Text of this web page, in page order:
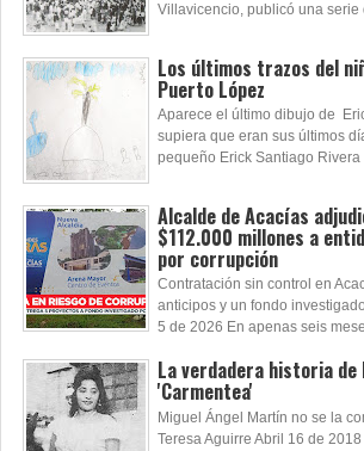
Villavicencio, publicó una serie
Los últimos trazos del
Puerto López
Aparece el último dibujo de
supiera que eran sus últimos
pequeño Erick Santiago Rivera
Alcalde de Acacías
$112.000 millones a
por corrupción
Contratación sin control en
anticipos y un fondo
5 de 2026 En apenas seis
La verdadera historia
'Carmentea'
Miguel Ángel Martín no se la
Teresa Aguirre Abril 16 de